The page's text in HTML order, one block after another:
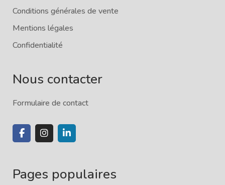
Conditions générales de vente
Mentions légales
Confidentialité
Nous contacter
Formulaire de contact
Pages populaires